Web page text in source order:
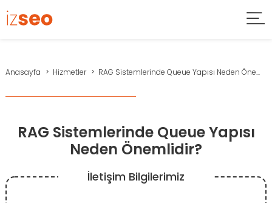
Anasayfa Hizmetler RAG Sistemlerinde Queue Yapısı Neden Öne...
RAG Sistemlerinde Queue Yapısı
Neden Önemlidir?
İletişim Bilgilerimiz